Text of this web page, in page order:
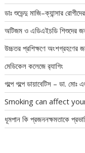
ডাঃ শুভেন্দু মাজি–ক্যান্সার
অটিজম ও এডিএইচডি শিশুদের
উচ্চতর প্রশিক্ষণে অংশগ্রহণের
মেডিকেল কলেজে র‍্যাগিং
গল্পে গল্পে ডায়াবেটিস – ডা. মোঃ
Smoking can affect
ধূমপান কি প্রজননক্ষমতাকে